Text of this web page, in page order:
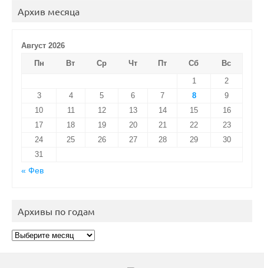
Архив месяца
Август 2026
Пн
Вт Ср Чт Пт Сб
Вс
1
2
3
4 5 6 7 8
9
10
11 12 13 14 15
16
17
18 19 20 21 22
23
24
25 26 27 28 29
30
31
« Фев
Архивы по годам
Архивы